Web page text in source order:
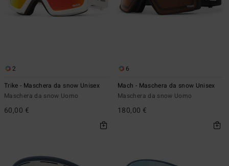
2
Trike - Maschera da snow Unisex
Maschera da snow Uomo
60,00 €
6
Mach - Maschera da snow Unisex
Maschera da snow Uomo
180,00 €